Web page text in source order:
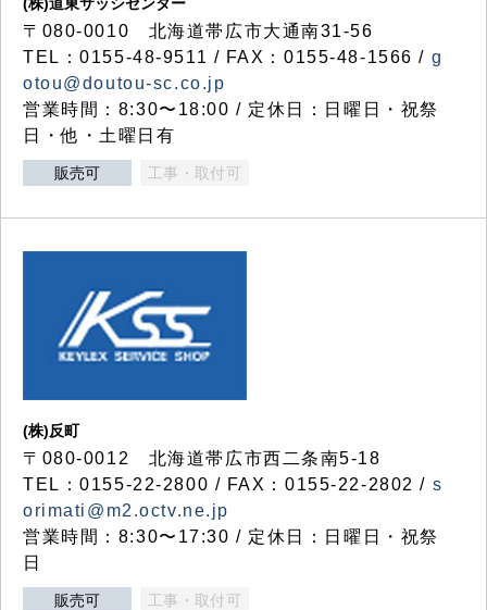
〒080-0010 北海道帯広市大通南31-56
TEL：0155-48-9511 / FAX：0155-48-1566 / g
otou@doutou-sc.co.jp
営業時間：8:30〜18:00 / 定休日：日曜日・祝祭
日・他・土曜日有
販売可 工事・取付可
(株)反町
〒080-0012 北海道帯広市西二条南5-18
TEL：0155-22-2800 / FAX：0155-22-2802 / s
orimati@m2.octv.ne.jp
営業時間：8:30〜17:30 / 定休日：日曜日・祝祭
日
販売可 工事・取付可